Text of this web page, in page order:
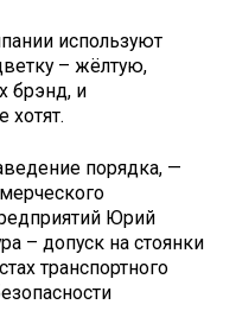
используют
– жёлтую,
брэнд, и
порядка, —
Юрий
– допуск на стоянки
транспортного